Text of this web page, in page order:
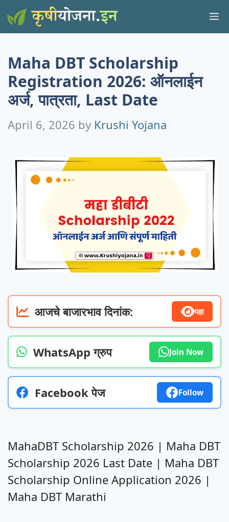
Skip
to
Maha DBT Scholarship
Registration 2026: ऑनलाईन
अर्ज, पात्रता, Last Date
April 6, 2026 by Krushi Yojana
आजचे बाजारभाव दिनांक: पहा
WhatsApp ग्रुप Join Now
Facebook पेज Follow
MahaDBT Scholarship 2026 | Maha DBT
Scholarship 2026 Last Date | Maha DBT
Scholarship Online Application 2026 |
Maha DBT Marathi